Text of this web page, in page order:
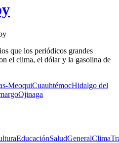
que los periódicos grandes
el clima, el dólar y la gasolina de
MeoquiCuauhtémocHidalgo del
Ojinaga
EducaciónSaludGeneralClima